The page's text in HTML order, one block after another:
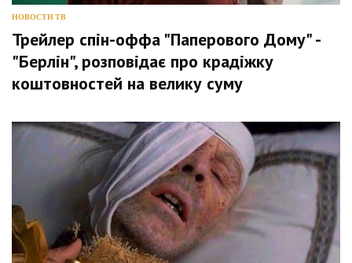
НОВОСТИ ТВ
Трейлер спін-оффа "Паперового Дому" -
"Берлін", розповідає про крадіжку
коштовностей на велику суму